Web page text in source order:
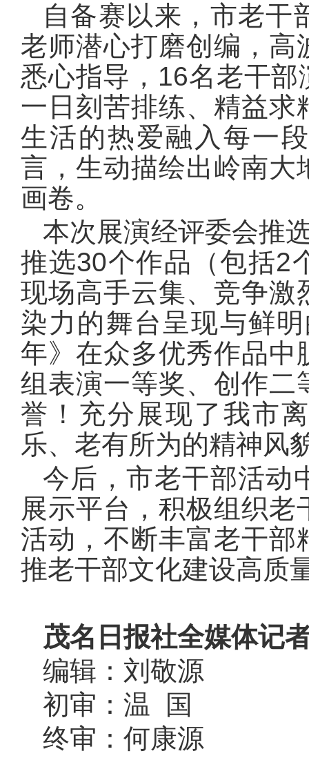
自备赛以来，市老干
老师潜心打磨创编，
悉心指导，16名老干
一日刻苦排练、精益
生活的热爱融入每一
言，生动描绘出岭南大
画卷。
本次展演经评委会推
推选30个作品（包括2
现场高手云集、竞争激
染力的舞台呈现与鲜
年》在众多优秀作品中
组表演一等奖、创作二
誉！充分展现了我市
乐、老有所为的精神风
今后，市老干部活动
展示平台，积极组织
活动，不断丰富老干部
推老干部文化建设高质
茂名日报社全媒体记
编辑：刘敬源
初审：温 国
终审：何康源